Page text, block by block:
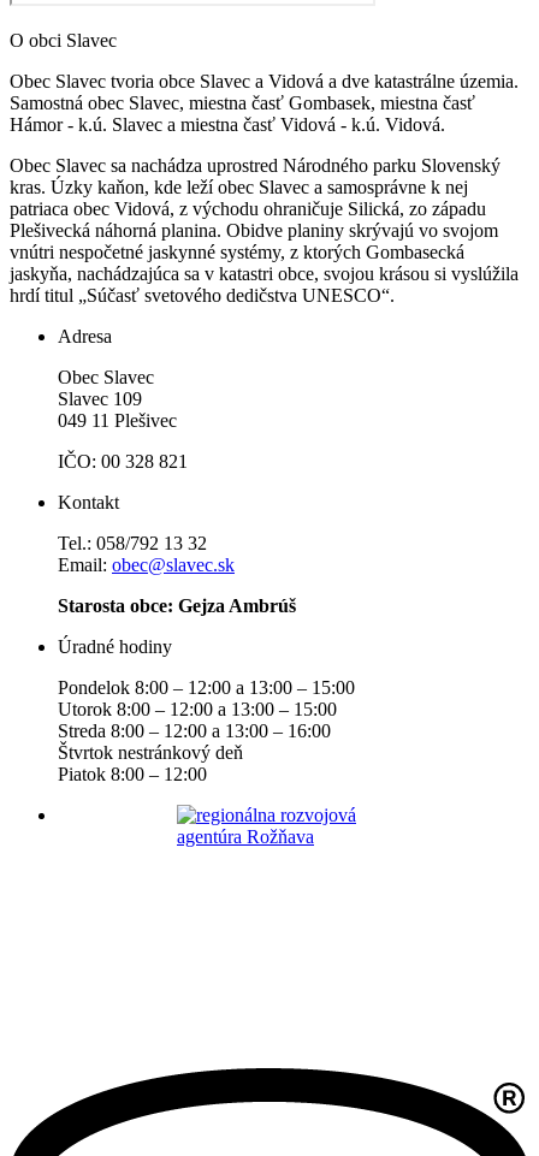
O obci Slavec
Obec Slavec tvoria obce Slavec a Vidová a dve katastrálne územia.
Samostná obec Slavec, miestna časť Gombasek, miestna časť
Hámor - k.ú. Slavec a miestna časť Vidová - k.ú. Vidová.
Obec Slavec sa nachádza uprostred Národného parku Slovenský
kras. Úzky kaňon, kde leží obec Slavec a samosprávne k nej
patriaca obec Vidová, z východu ohraničuje Silická, zo západu
Plešivecká náhorná planina. Obidve planiny skrývajú vo svojom
vnútri nespočetné jaskynné systémy, z ktorých Gombasecká
jaskyňa, nachádzajúca sa v katastri obce, svojou krásou si vyslúžila
hrdí titul „Súčasť svetového dedičstva UNESCO“.
Adresa
Obec Slavec
Slavec 109
049 11 Plešivec
IČO: 00 328 821
Kontakt
Tel.: 058/792 13 32
Email: obec@slavec.sk
Starosta obce: Gejza Ambrúš
Úradné hodiny
Pondelok 8:00 – 12:00 a 13:00 – 15:00
Utorok 8:00 – 12:00 a 13:00 – 15:00
Streda 8:00 – 12:00 a 13:00 – 16:00
Štvrtok nestránkový deň
Piatok 8:00 – 12:00